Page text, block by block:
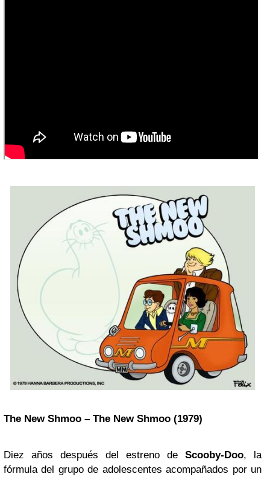
The New Shmoo – The New Shmoo (1979)
Diez años después del estreno de Scooby-Doo, la
fórmula del grupo de adolescentes acompañados por un